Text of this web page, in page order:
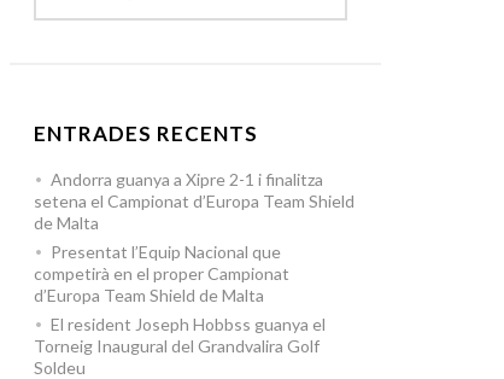
ENTRADES RECENTS
Andorra guanya a Xipre 2-1 i finalitza
setena el Campionat d’Europa Team Shield
de Malta
Presentat l’Equip Nacional que
competirà en el proper Campionat
d’Europa Team Shield de Malta
El resident Joseph Hobbss guanya el
Torneig Inaugural del Grandvalira Golf
Soldeu